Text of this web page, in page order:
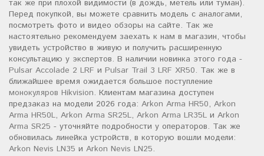
так же при плохой видимости (в дождь, метель или туман).
Перед покупкой, вы можете сравнить модель с аналогами,
посмотреть фото и видео обзоры на сайте. Так же
настоятельно рекомендуем заехать к нам в магазин, чтобы
увидеть устройство в живую и получить расширенную
консультацию у экспертов. В наличии новинка этого года -
Pulsar Accolade 2 LRF и Pulsar Trail 3 LRF XR50. Так же в
ближайшее время ожидается большое поступление
монокуляров Hikvision. Клиентам магазина доступен
предзаказ на модели 2026 года: Arkon Arma HR50, Arkon
Arma HR50L, Arkon Arma SR25L, Arkon Arma LR35L и Arkon
Arma SR25 - уточняйте подробности у операторов. Так же
обновилась линейка устройств, в которую вошли модели:
Arkon Nevis LN35 и Arkon Nevis LN25.